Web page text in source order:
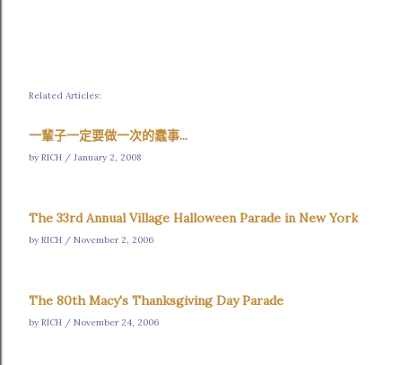
Related Articles:
一輩子一定要做一次的蠢事...
by RICH / January 2, 2008
The 33rd Annual Village Halloween Parade in New York
by RICH / November 2, 2006
The 80th Macy's Thanksgiving Day Parade
by RICH / November 24, 2006